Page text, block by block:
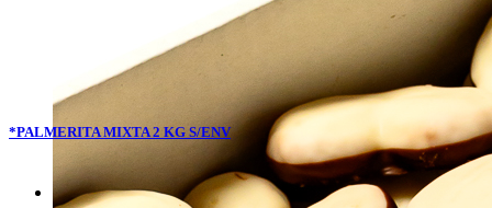
*PALMERITA MIXTA 2 KG S/ENV